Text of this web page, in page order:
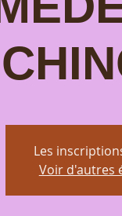
Les
Voir d'autres